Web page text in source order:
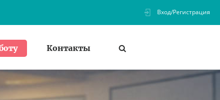
Вход/Регистрация
Контакты